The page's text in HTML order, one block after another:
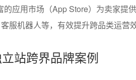
的应用市场（App Store）为卖家提
服机器人等，有效提升跨品类运营效
站跨界品牌案例